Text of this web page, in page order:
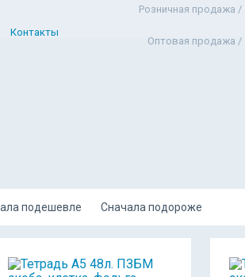
Контакты
Розничная продажа /
Оптовая продажа /
подешевле Сначала подороже